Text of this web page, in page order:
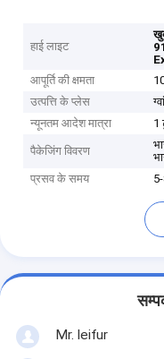
हाई लाइट
आपूर्ति की क्षमता
उत्पत्ति के प्लेस
न्यूनतम आदेश मात्रा
1
पैकेजिंग विवरण
प्रसव के समय
Mr. leifur